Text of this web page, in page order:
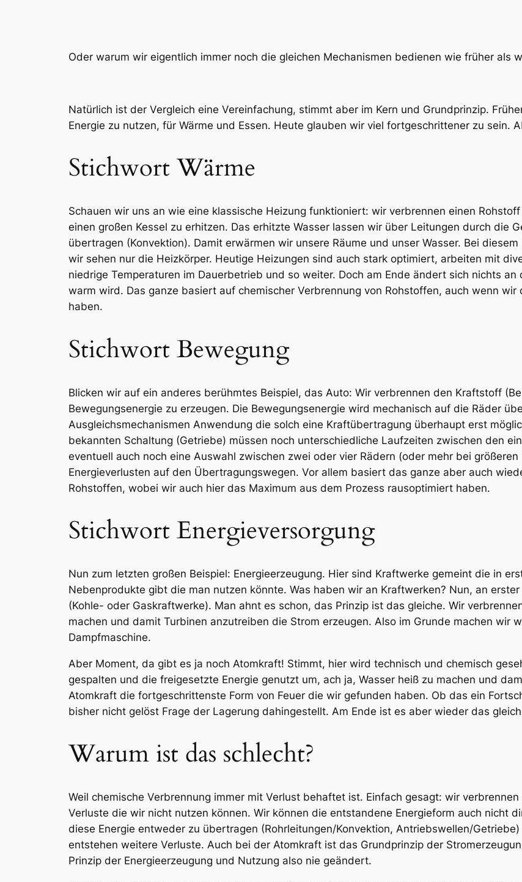
Oder warum wir eigentlich immer noch die gleichen Mechanismen bedienen wie früher als
Natürlich ist der Vergleich eine Vereinfachung, stimmt aber im Kern und Grundprinzip.
Energie zu nutzen, für Wärme und Essen. Heute glauben wir viel fortgeschrittener zu sein.
Stichwort Wärme
Schauen wir uns an wie eine klassische Heizung funktioniert: wir verbrennen einen
einen großen Kessel zu erhitzen. Das erhitzte Wasser lassen wir über Leitungen durch die
übertragen (Konvektion). Damit erwärmen wir unsere Räume und unser Wasser. Bei
wir sehen nur die Heizkörper. Heutige Heizungen sind auch stark optimiert, arbeiten mit
niedrige Temperaturen im Dauerbetrieb und so weiter. Doch am Ende ändert sich nichts
warm wird. Das ganze basiert auf chemischer Verbrennung von Rohstoffen, auch wenn
haben.
Stichwort Bewegung
Blicken wir auf ein anderes berühmtes Beispiel, das Auto: Wir verbrennen den Kraftstoff
Bewegungsenergie zu erzeugen. Die Bewegungsenergie wird mechanisch auf die Räder
Ausgleichsmechanismen Anwendung die solch eine Kraftübertragung überhaupt erst
bekannten Schaltung (Getriebe) müssen noch unterschiedliche Laufzeiten zwischen den
eventuell auch noch eine Auswahl zwischen zwei oder vier Rädern (oder mehr bei
Energieverlusten auf den Übertragungswegen. Vor allem basiert das ganze aber auch
Rohstoffen, wobei wir auch hier das Maximum aus dem Prozess rausoptimiert haben.
Stichwort Energieversorgung
Nun zum letzten großen Beispiel: Energieerzeugung. Hier sind Kraftwerke gemeint die in
Nebenprodukte gibt die man nutzen könnte. Was haben wir an Kraftwerken? Nun, an
(Kohle- oder Gaskraftwerke). Man ahnt es schon, das Prinzip ist das gleiche. Wir
machen und damit Turbinen anzutreiben die Strom erzeugen. Also im Grunde machen wir
Dampfmaschine.
Aber Moment, da gibt es ja noch Atomkraft! Stimmt, hier wird technisch und chemisch
gespalten und die freigesetzte Energie genutzt um, ach ja, Wasser heiß zu machen und
Atomkraft die fortgeschrittenste Form von Feuer die wir gefunden haben. Ob das ein
bisher nicht gelöst Frage der Lagerung dahingestellt. Am Ende ist es aber wieder das
Warum ist das schlecht?
Weil chemische Verbrennung immer mit Verlust behaftet ist. Einfach gesagt: wir
Verluste die wir nicht nutzen können. Wir können die entstandene Energieform auch nicht
diese Energie entweder zu übertragen (Rohrleitungen/Konvektion, Antriebswellen/
entstehen weitere Verluste. Auch bei der Atomkraft ist das Grundprinzip der
Prinzip der Energieerzeugung und Nutzung also nie geändert.